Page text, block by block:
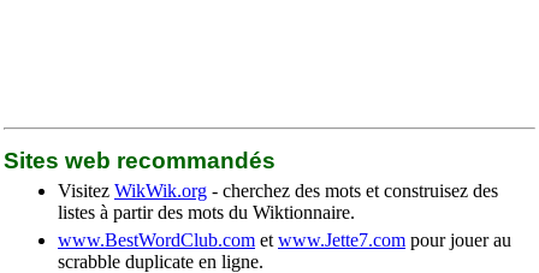
Sites web recommandés
Visitez WikWik.org - cherchez des mots et construisez des
listes à partir des mots du Wiktionnaire.
www.BestWordClub.com et www.Jette7.com pour jouer au
scrabble duplicate en ligne.